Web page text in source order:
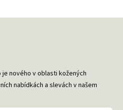
nového v oblasti kožených
nabídkách a slevách v našem